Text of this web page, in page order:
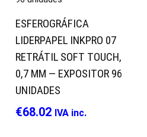
ESFEROGRÁFICA
LIDERPAPEL INKPRO 07
RETRÁTIL SOFT TOUCH,
0,7 MM — EXPOSITOR 96
UNIDADES
€68.02 IVA inc.